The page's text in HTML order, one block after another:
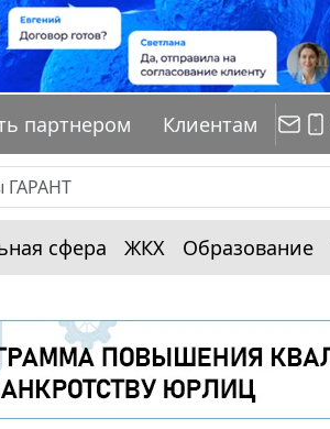
партнером Клиентам
сфера ЖКХ Образование